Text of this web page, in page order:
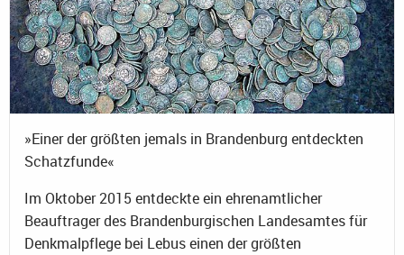
»Einer der größten jemals in Brandenburg entdeckten
Schatzfunde«
Im Oktober 2015 entdeckte ein ehrenamtlicher
Beauftrager des Brandenburgischen Landesamtes für
Denkmalpflege bei Lebus einen der größten